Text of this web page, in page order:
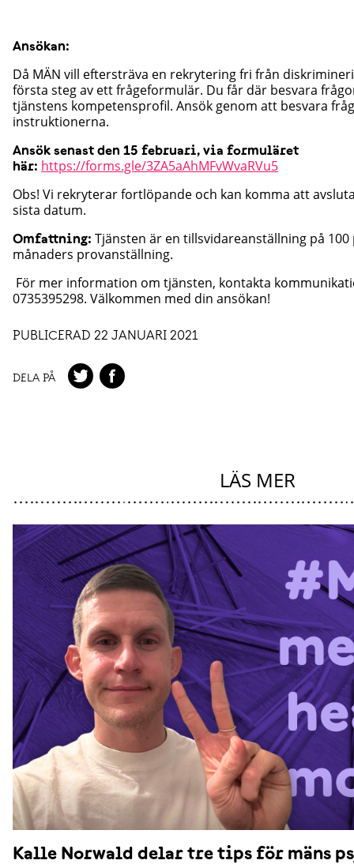
Ansökan:
Då MÄN vill eftersträva en rekrytering fri från
första steg av ett frågeformulär. Du får där besvara
tjänstens kompetensprofil. Ansök genom att besvara
instruktionerna.
Ansök senast den 15 februari, via formuläret
här: https://forms.gle/3ZA5aAhMFvWvaRVu5
Obs! Vi rekryterar fortlöpande och kan komma att
sista datum.
Omfattning: Tjänsten är en tillsvidareanställning på
månaders provanställning.
För mer information om tjänsten, kontakta
0735395298. Välkommen med din ansökan!
PUBLICERAD 22 JANUARI 2021
DELA PÅ
LÄS MER
Kalle Norwald delar tre tips för mäns